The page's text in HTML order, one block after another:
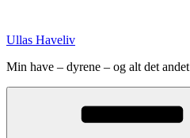
indhold
Ullas Haveliv
Min have – dyrene – og alt det andet